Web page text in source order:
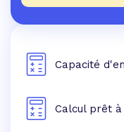
Capacité
Calcul prêt